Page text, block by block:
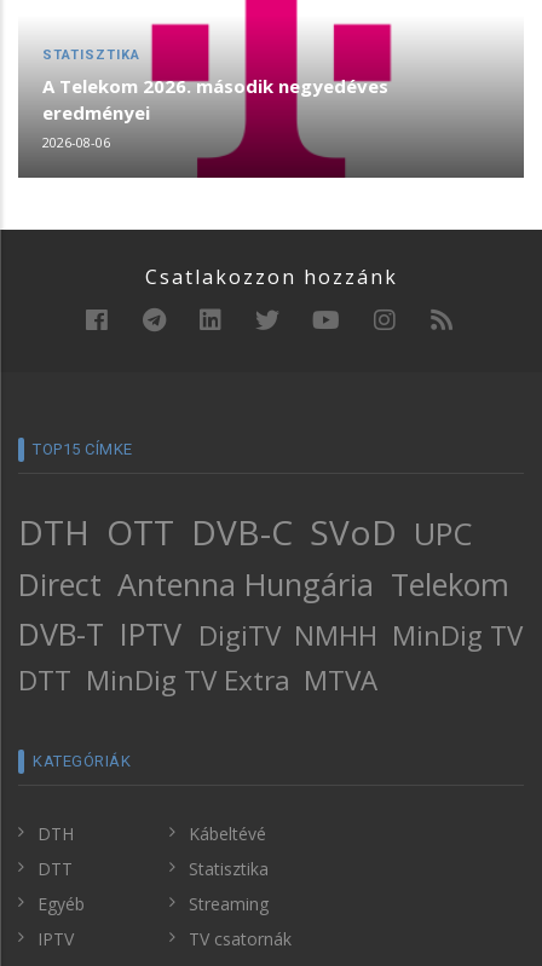
STATISZTIKA
A Telekom 2026. második negyedéves
eredményei
2026-08-06
Csatlakozzon hozzánk
TOP15 CÍMKE
DTH OTT DVB-C SVoD UPC
Direct Antenna Hungária Telekom
DVB-T IPTV DigiTV NMHH MinDig TV
DTT MinDig TV Extra MTVA
KATEGÓRIÁK
DTH
DTT
Egyéb
IPTV
Kábeltévé
Statisztika
Streaming
TV csatornák